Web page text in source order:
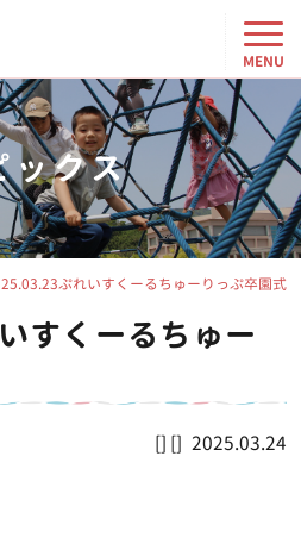
ックス
25.03.23ぷれいすくーるちゅーりっぷ卒園式
すくーるちゅー
2025.03.24